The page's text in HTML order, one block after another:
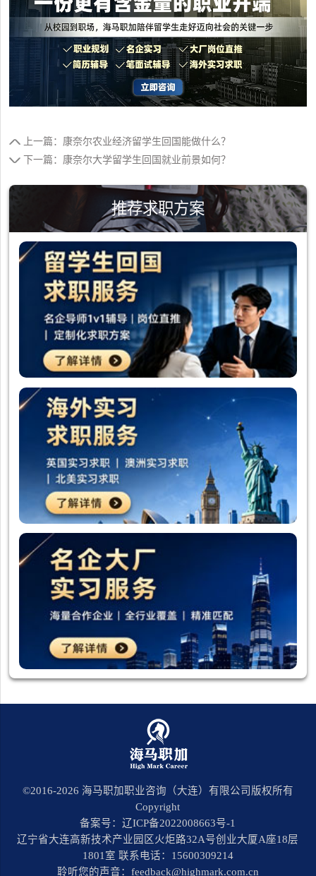
上一篇：康奈尔农业经济留学生回国能做什么？
下一篇：康奈尔大学留学生回国就业前景如何？
推荐求职方案
©2016-2026 海马职加职业咨询（大连）有限公司版权所有
Copyright
备案号：辽ICP备2022008663号-1
辽宁省大连高新技术产业园区火炬路32A号创业大厦A座18层
1801室 联系电话：15600309214
聆听您的声音：feedback@highmark.com.cn